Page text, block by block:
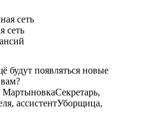
сеть
будут появляться новые
МартыновкаСекретарь,
ассистентУборщица,